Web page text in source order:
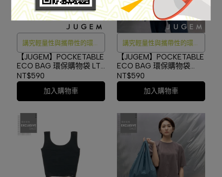
講究輕量性與攜帶性的環保
購物袋
【JUGEM】POCKETABLE
ECO BAG 環保購物袋 LT
GRAY #4G2120500186
NT$590
加入購物車
講究輕量性與攜帶性的環保
購物袋
【JUGEM】POCKETABLE
ECO BAG 環保購物袋
NAVY #4G2120500186
NT$590
加入購物車